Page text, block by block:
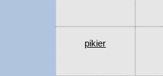
pikier